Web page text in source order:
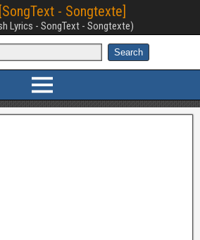
- Songtexte]
Lyrics - SongText - Songtexte)